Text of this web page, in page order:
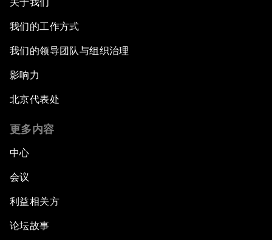
我们的工作方式
我们的领导团队与组织治理
影响力
北京代表处
更多内容
中心
会议
利益相关方
论坛故事